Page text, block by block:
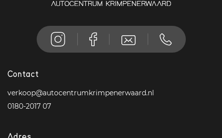
Contact
verkoop@autocentrumkrimpenerwaard.nl
0180-2017 07